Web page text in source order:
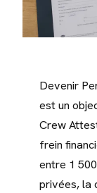
Devenir
est un
Crew
frein
entre 1
privées, la